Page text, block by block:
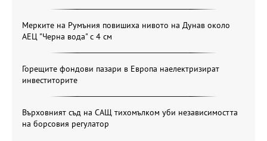
Мерките на Румъния повишиха нивото на Дунав около
АЕЦ "Черна вода" с 4 см
Горещите фондови пазари в Европа наелектризират
инвеститорите
Върховният съд на САЩ тихомълком уби независимостта
на борсовия регулатор